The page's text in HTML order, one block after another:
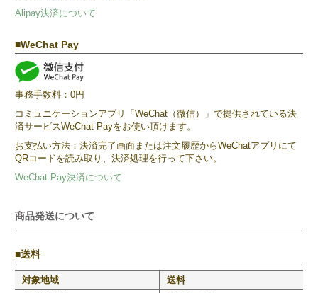
Alipay決済について
WeChat Pay
事務手数料：0円
コミュニケーションアプリ「WeChat（微信）」で提供されている決
済サービスWeChat Payをお使い頂けます。
お支払い方法：決済完了画面または注文履歴からWeChatアプリにて
QRコードを読み取り、決済処理を行って下さい。
WeChat Pay決済について
商品発送について
送料
対象地域
送料